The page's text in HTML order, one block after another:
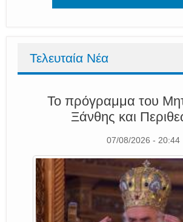
Τελευταία Νέα
Το πρόγραμμα του
Ξάνθης και
07/08/2026 - 20:44